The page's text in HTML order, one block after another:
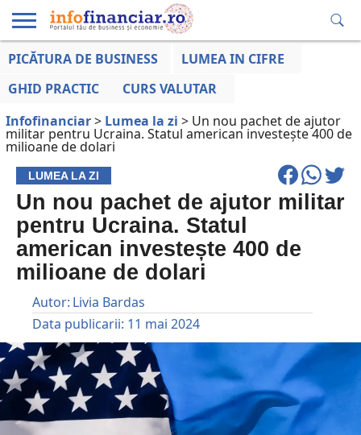
EDUCAȚIE
LA ZI
AFACERILOR
PICĂTURA DE BUSINESS
LUMEA IN CIFRE
GHID PRACTIC
CURS VALUTAR
Infofinanciar> Lumea la zi > Un nou pachet de ajutor
militar pentru Ucraina. Statul american investește 400 de
milioane de dolari
LUMEA LA ZI
Un nou pachet de ajutor militar
pentru Ucraina. Statul
american investește 400 de
milioane de dolari
Autor: Livia Bardas
Data publicarii: 11 mai 2024